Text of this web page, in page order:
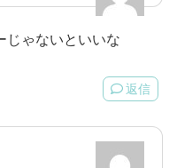
じゃないといいな
返信